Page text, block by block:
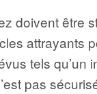
doivent être
attrayants
tels
pas